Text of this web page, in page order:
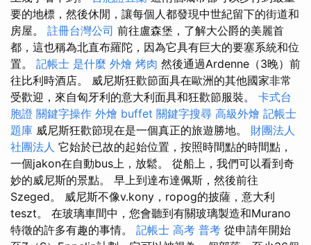
要的地標，然後休閒，讓每個人都發現中世紀留下的街道和
房屋。 註冊台灣公司 前往盧森堡，了解大公爵的美麗首
都，這也稱為北直布羅陀，因為它具有巨大的要塞系統和位
置。 記帳士 是什麼 外燴 烤肉 然後通過Ardenne（3晚）前
往比利時酒店。 威尼斯狂歡節面具在歐洲的其他國家非常
受歡迎，來自匈牙利的意大利面具和狂歡節服裝。 卡式台
胞證 關鍵字操作 外燴 buffet 關鍵字搜尋 高級外燴 記帳士
題庫 威尼斯狂歡節現在是一個真正的旅遊勝地。 財團法人
社團法人 它始於已故的起始位置，按照時間點的時間點，
一個jakon在自動bus上，放鬆。 從船上，我們可以看到奇
妙的威尼斯的景點。 早上到達布達佩斯，然後前往
Szeged。 威尼斯不像v.kony，ropog的披薩，意大利
teszt。 在玻璃車間中，您會聽到有關玻璃製造和Murano
特徵的許多有趣的事情。 記帳士 高考 普考 從申請年開始